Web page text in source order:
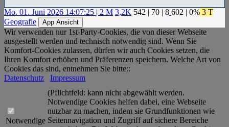
Mo. 01. Juni 2026 14:07:25 | 2 M 3,2K 542 | 70 | 8 602 | 0% 3 T
Geografie
App Ansicht
Wir verwenden nur 1st-Party-Cookies, die von dieser Webseite
ausgestellt werden und technisch notwendig sind. Wenn Sie
Komfort-Cookies zulassen, dürfen wir auch Cookies setzen, die
Ihren Komfort erhöhen und Präferenzen speichern. Welche Art von
Cookies das sind, entnehmen Sie bitte::
Datenschutz
Impressum
Notwendige
(Pflichtfeld: kann nicht abgewählt werden.
Notwendige Cookies helfen dabei, eine Webseite
nutzbar zu machen, indem sie Grundfunktionen wie
Seitennavigation und Zugriff auf sichere Bereiche